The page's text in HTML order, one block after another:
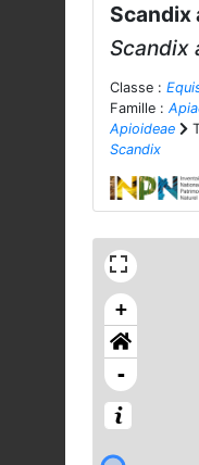
Scandix
Scandix
Classe :
Famille :
Apioideae
Scandix
+
-